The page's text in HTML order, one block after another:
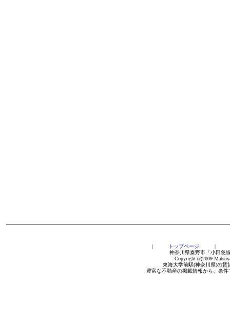
| トップページ
神奈川県秦野市「小田急
Copyright (c)2009
東海大学前駅(神奈川県)の賃
豊富な不動産の掲載情報から、条